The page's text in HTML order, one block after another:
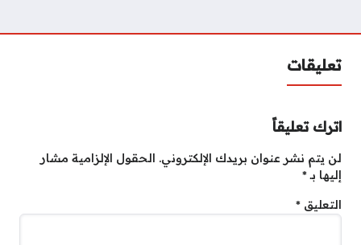
تعليقات
اترك تعليقاً
لن يتم نشر عنوان بريدك الإلكتروني. الحقول الإلزامية مشار
إليها بـ*
التعليق *